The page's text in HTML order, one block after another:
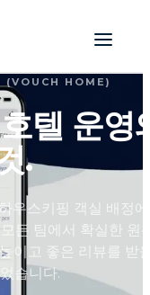
(VOUCH HOME)
텔 운영
.
우스키핑 객실 배정
든 팀에서 확실한 원
이고 좋은 리뷰를 받
습니다.